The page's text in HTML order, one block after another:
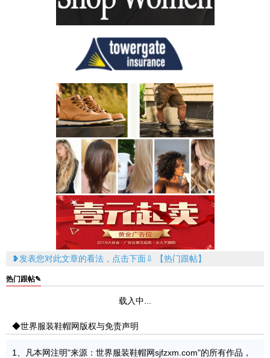
❥发表您对此文章的看法，点击下面⇩ 【热门跟帖】
热门跟帖✎
载入中...
◆世界服装鞋帽网版权与免责声明
1、凡本网注明"来源：世界服装鞋帽网sjfzxm.com"的所有作品，